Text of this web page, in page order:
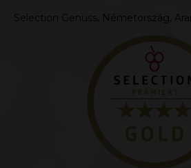
Selection Genuss, Németország,